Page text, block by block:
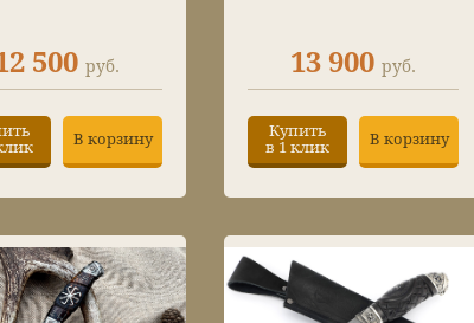
500 руб.
В корзину
13 900 руб.
Купить
в 1 клик
В корзину